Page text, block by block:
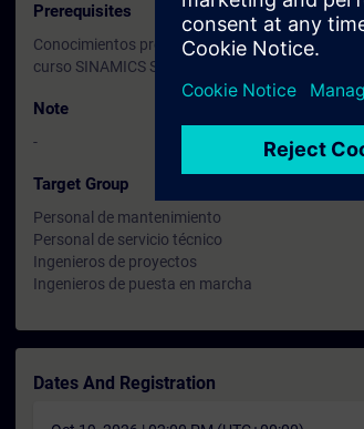
Prerequisites
Conocimientos previos sobre motores
curso SINAMICS S120 [DR-S12-PM].
Note
-
Target Group
Personal de mantenimiento
Personal de servicio técnico
Ingenieros de proyectos
Ingenieros de puesta en marcha
Dates And Registration